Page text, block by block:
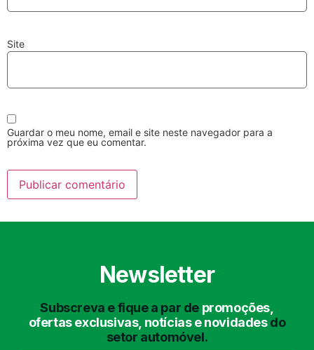
Site
Guardar o meu nome, email e site neste navegador para a
próxima vez que eu comentar.
Newsletter
Subscreva e fique a par de promoções,
ofertas exclusivas, notícias e novidadesdo
setor automóvel.
com Aspiração e de
Interiores
Lavagem de Chassis Matrículas